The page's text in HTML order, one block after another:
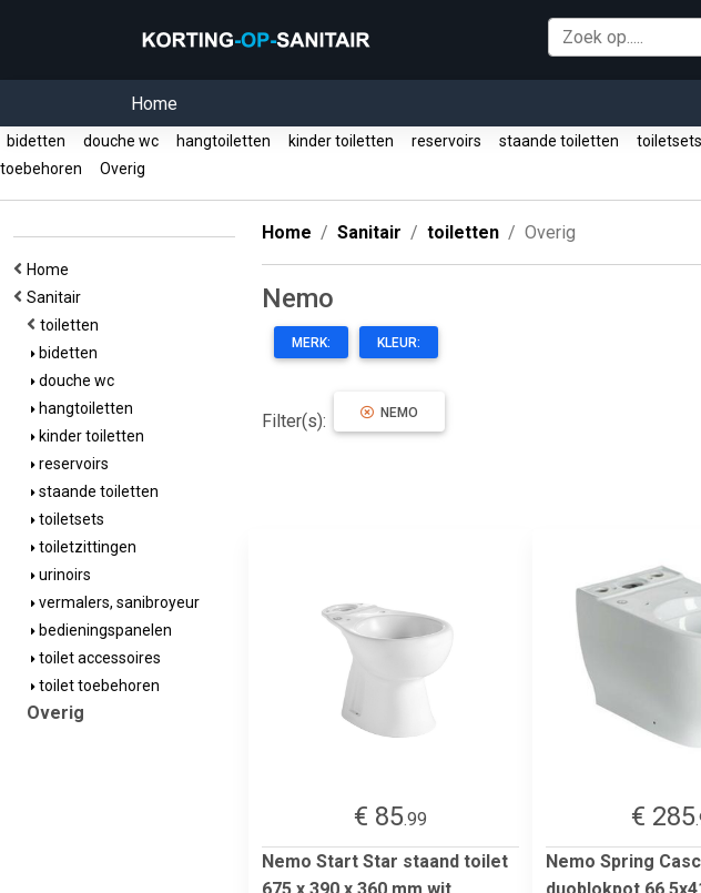
Home
bidetten douche wc hangtoiletten kinder toiletten reservoirs staande toiletten toiletsets
toebehoren
Overig
Home
Sanitair
toiletten
bidetten
douche wc
hangtoiletten
kinder toiletten
reservoirs
staande toiletten
toiletsets
toiletzittingen
urinoirs
vermalers, sanibroyeur
bedieningspanelen
toilet accessoires
toilet toebehoren
Overig
Home Sanitair toiletten Overig
Nemo
MERK: KLEUR:
Filter(s): NEMO
€ 85.99
Nemo Start Star staand toilet
675 x 390 x 360 mm wit
€ 285
Nemo Spring
duoblokpot